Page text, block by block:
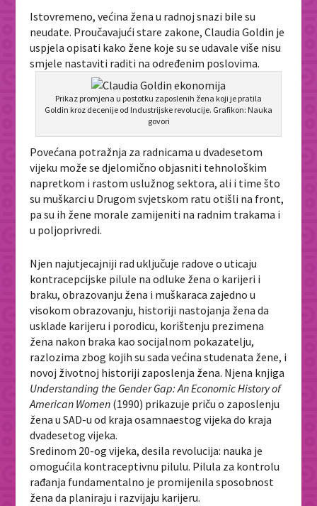
Istovremeno, većina žena u radnoj snazi bile su
neudate. Proučavajući stare zakone, Claudia Goldin je
uspjela opisati kako žene koje su se udavale više nisu
smjele nastaviti raditi na određenim poslovima.
Prikaz promjena u postotku zaposlenih žena koji je pratila
Goldin kroz decenije od Industrijske revolucije. Grafikon: Nauka
govori
Povećana potražnja za radnicama u dvadesetom
vijeku može se djelomično objasniti tehnološkim
napretkom i rastom uslužnog sektora, ali i time što
su muškarci u Drugom svjetskom ratu otišli na front,
pa su ih žene morale zamijeniti na radnim trakama i
u poljoprivredi.
Njen najutjecajniji rad uključuje radove o uticaju
kontracepcijske pilule na odluke žena o karijeri i
braku, obrazovanju žena i muškaraca zajedno u
visokom obrazovanju, historiji nastojanja žena da
usklade karijeru i porodicu, korištenju prezimena
žena nakon braka kao socijalnom pokazatelju,
razlozima zbog kojih su sada većina studenata žene, i
novoj životnoj historiji zaposlenja žena. Njena knjiga
Understanding the Gender Gap: An Economic History of
American Women (1990) prikazuje priču o zaposlenju
žena u SAD-u od kraja osamnaestog vijeka do kraja
dvadesetog vijeka.
Sredinom 20-og vijeka, desila revolucija: nauka je
omogućila kontraceptivnu pilulu. Pilula za kontrolu
rađanja fundamentalno je promijenila sposobnost
žena da planiraju i razvijaju karijeru.